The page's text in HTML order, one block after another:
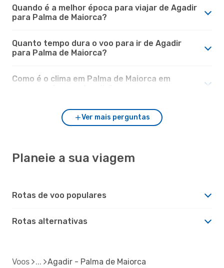
Quando é a melhor época para viajar de Agadir
para Palma de Maiorca?
Quanto tempo dura o voo para ir de Agadir
para Palma de Maiorca?
Como é o clima em Palma de Maiorca em
Ver mais perguntas
Planeie a sua viagem
Rotas de voo populares
Rotas alternativas
Voos Agadir - Palma de Maiorca